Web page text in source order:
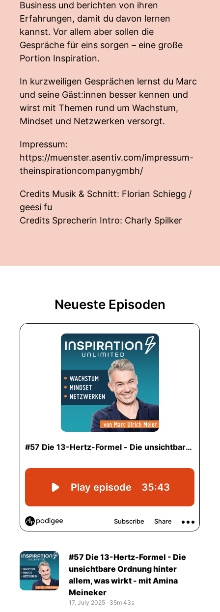
Business und berichten von ihren
Erfahrungen, damit du davon lernen
kannst. Vor allem aber sollen die
Gespräche für eins sorgen – eine große
Portion Inspiration.
In kurzweiligen Gesprächen lernst du Marc
und seine Gäst:innen besser kennen und
wirst mit Themen rund um Wachstum,
Mindset und Netzwerken versorgt.
Impressum:
https://muenster.asentiv.com/impressum-
theinspirationcompanygmbh/
Credits Musik & Schnitt: Florian Schiegg /
geesi fu
Credits Sprecherin Intro: Charly Spilker
Neueste Episoden
#57 Die 13-Hertz-Formel - Die
unsichtbare Ordnung hinter
allem, was wirkt - mit Amina
Meineker
17. July 2025 ‧ 35m 43s